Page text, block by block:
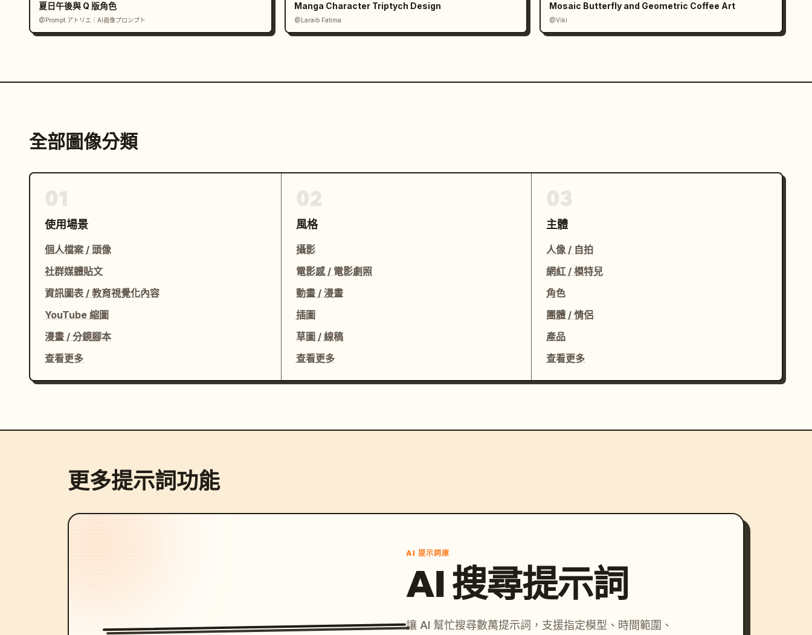
夏日午後與 Q 版角色
@Prompt アトリエ｜AI画像プロンプト
Manga Character Triptych Design
@Laraib Fatima‎
Mosaic Butterfly and Geometric Coffee Art
@Viki
全部圖像分類
使用場景
個人檔案 / 頭像
社群媒體貼文
資訊圖表 / 教育視覺化內容
YouTube 縮圖
漫畫 / 分鏡腳本
查看更多
風格
攝影
電影感 / 電影劇照
動畫 / 漫畫
插圖
草圖 / 線稿
查看更多
主體
人像 / 自拍
網紅 / 模特兒
角色
團體 / 情侶
產品
查看更多
更多提示詞功能
AI 提示詞庫
AI 搜尋提示詞
讓 AI 幫忙搜尋數萬提示詞，支援指定模型、時間範圍、